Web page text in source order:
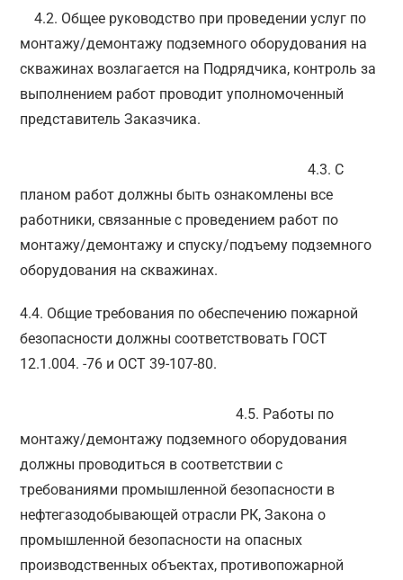
4.2. Общее руководство при проведении услуг по
монтажу/демонтажу подземного оборудования на
скважинах возлагается на Подрядчика, контроль за
выполнением работ проводит уполномоченный
представитель Заказчика.
4.3. С
планом работ должны быть ознакомлены все
работники, связанные с проведением работ по
монтажу/демонтажу и спуску/подъему подземного
оборудования на скважинах.
4.4. Общие требования по обеспечению пожарной
безопасности должны соответствовать ГОСТ
12.1.004. -76 и ОСТ 39-107-80.
4.5. Работы по
монтажу/демонтажу подземного оборудования
должны проводиться в соответствии с
требованиями промышленной безопасности в
нефтегазодобывающей отрасли РК, Закона о
промышленной безопасности на опасных
производственных объектах, противопожарной